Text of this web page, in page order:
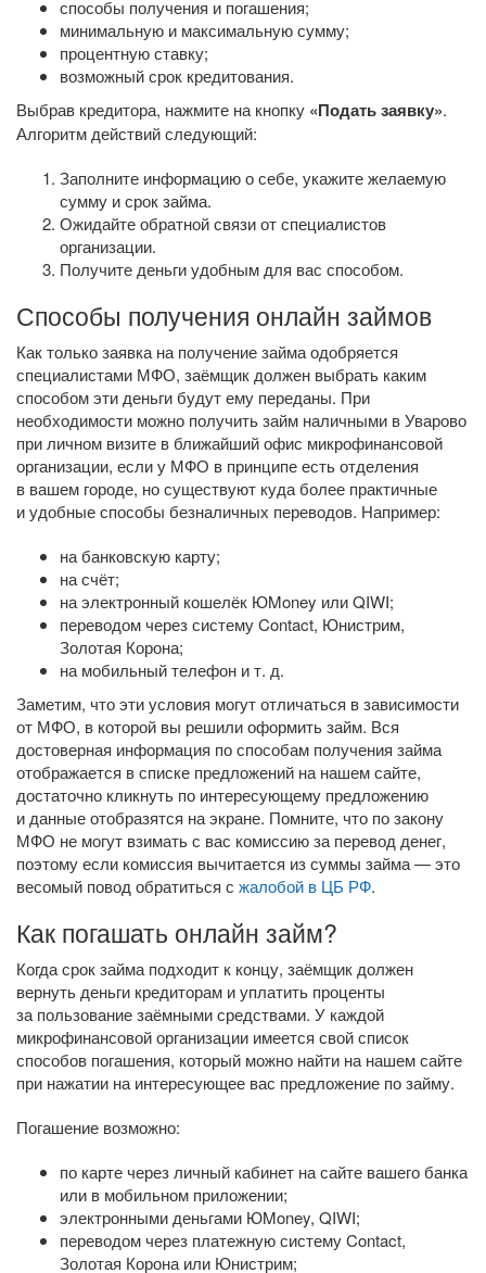
способы получения и погашения;
минимальную и максимальную сумму;
процентную ставку;
возможный срок кредитования.
Выбрав кредитора, нажмите на кнопку «Подать заявку».
Алгоритм действий следующий:
Заполните информацию о себе, укажите желаемую
сумму и срок займа.
Ожидайте обратной связи от специалистов
организации.
Получите деньги удобным для вас способом.
Способы получения онлайн займов
Как только заявка на получение займа одобряется
специалистами МФО, заёмщик должен выбрать каким
способом эти деньги будут ему переданы. При
необходимости можно получить займ наличными в Уварово
при личном визите в ближайший офис микрофинансовой
организации, если у МФО в принципе есть отделения
в вашем городе, но существуют куда более практичные
и удобные способы безналичных переводов. Например:
на банковскую карту;
на счёт;
на электронный кошелёк ЮMoney или QIWI;
переводом через систему Contact, Юнистрим,
Золотая Корона;
на мобильный телефон и т. д.
Заметим, что эти условия могут отличаться в зависимости
от МФО, в которой вы решили оформить займ. Вся
достоверная информация по способам получения займа
отображается в списке предложений на нашем сайте,
достаточно кликнуть по интересующему предложению
и данные отобразятся на экране. Помните, что по закону
МФО не могут взимать с вас комиссию за перевод денег,
поэтому если комиссия вычитается из суммы займа — это
весомый повод обратиться с жалобой в ЦБ РФ.
Как погашать онлайн займ?
Когда срок займа подходит к концу, заёмщик должен
вернуть деньги кредиторам и уплатить проценты
за пользование заёмными средствами. У каждой
микрофинансовой организации имеется свой список
способов погашения, который можно найти на нашем сайте
при нажатии на интересующее вас предложение по займу.
Погашение возможно:
по карте через личный кабинет на сайте вашего банка
или в мобильном приложении;
электронными деньгами ЮMoney, QIWI;
переводом через платежную систему Contact,
Золотая Корона или Юнистрим;